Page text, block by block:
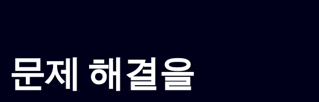
문제 해결을